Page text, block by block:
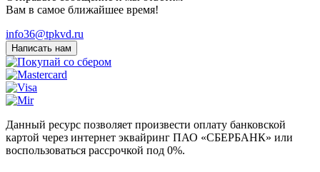
Вам в самое ближайшее время!
info36@tpkvd.ru
Написать нам
Данный ресурс позволяет произвести оплату банковской
картой через интернет эквайринг ПАО «СБЕРБАНК» или
воспользоваться рассрочкой под 0%.